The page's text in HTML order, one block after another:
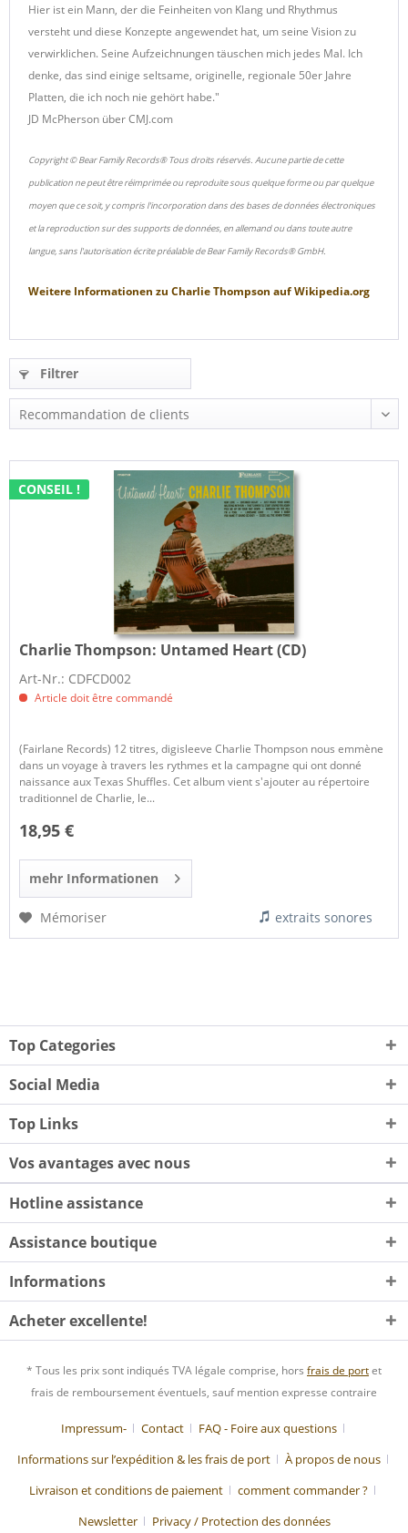
Hier ist ein Mann, der die Feinheiten von Klang und Rhythmus
versteht und diese Konzepte angewendet hat, um seine Vision zu
verwirklichen. Seine Aufzeichnungen täuschen mich jedes Mal. Ich
denke, das sind einige seltsame, originelle, regionale 50er Jahre
Platten, die ich noch nie gehört habe."
JD McPherson über CMJ.com
Copyright © Bear Family Records® Tous droits réservés. Aucune partie de cette
publication ne peut être réimprimée ou reproduite sous quelque forme ou par quelque
moyen que ce soit, y compris l'incorporation dans des bases de données électroniques
et la reproduction sur des supports de données, en allemand ou dans toute autre
langue, sans l'autorisation écrite préalable de Bear Family Records® GmbH.
Weitere Informationen zu Charlie Thompson aufWikipedia.org
Filtrer
CONSEIL !
Charlie Thompson: Untamed Heart (CD)
Art-Nr.: CDFCD002
Article doit être commandé
(Fairlane Records) 12 titres, digisleeve Charlie Thompson nous emmène
dans un voyage à travers les rythmes et la campagne qui ont donné
naissance aux Texas Shuffles. Cet album vient s'ajouter au répertoire
traditionnel de Charlie, le...
18,95 €
mehr Informationen
Mémoriser extraits sonores
Top Categories
Social Media
Top Links
Vos avantages avec nous
Hotline assistance
Assistance boutique
Informations
Acheter excellente!
* Tous les prix sont indiqués TVA légale comprise, hors frais de portet
frais de remboursement éventuels, sauf mention expresse contraire
Impressum- Contact
FAQ - Foire aux questions
Informations sur l’expédition & les frais de port
À propos de nous
Livraison et conditions de paiement
comment commander ?
Newsletter
Privacy / Protection des données